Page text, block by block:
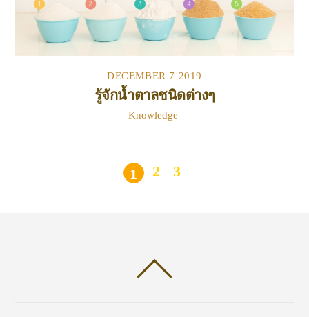
DECEMBER 7 2019
รู้จักน้ำตาลชนิดต่างๆ
Knowledge
1 2 3